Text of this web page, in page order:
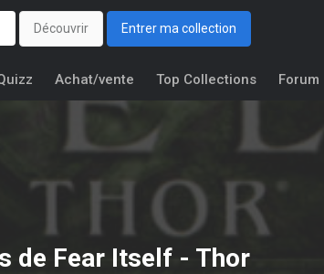
Découvrir Entrer ma collection
Achat/vente Top Collections Forum
de Fear Itself - Thor